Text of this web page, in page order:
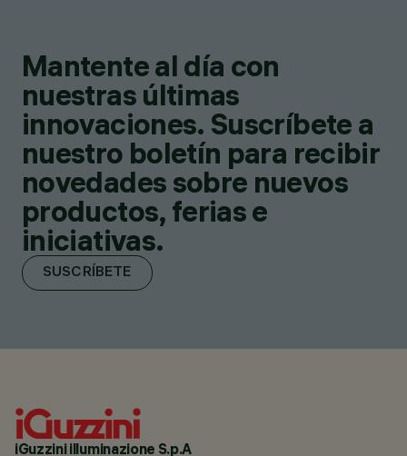
Mantente al día con
nuestras últimas
innovaciones. Suscríbete a
nuestro boletín para recibir
novedades sobre nuevos
productos, ferias e
iniciativas.
SUSCRÍBETE
iGuzzini illuminazione S.p.A